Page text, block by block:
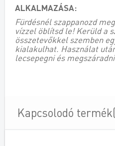
ALKALMAZÁSA:
Fürdésnél szappanozd
vízzel öblítsd le! Kerüld a
összetevőkkel szemben
kialakulhat. Használat
lecsepegni és
Kapcsolodó